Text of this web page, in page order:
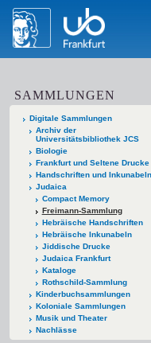
SAMMLUNGEN
Digitale Sammlungen
Archiv der
Universitätsbibliothek JCS
Biologie
Frankfurt und Seltene Drucke
Handschriften und Inkunabeln
Judaica
Compact Memory
Freimann-Sammlung
Hebräische Handschriften
Hebräische Inkunabeln
Jiddische Drucke
Judaica Frankfurt
Kataloge
Rothschild-Sammlung
Kinderbuchsammlungen
Koloniale Sammlungen
Musik und Theater
Nachlässe